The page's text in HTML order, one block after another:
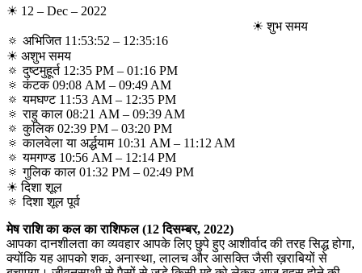
☀ 12 – Dec – 2022
☀ शुभ समय
🔅 अभिजित 11:53:52 – 12:35:16
☀ अशुभ समय
🔅 दुष्टमुहूर्त 12:35 PM – 01:16 PM
🔅 कंटक 09:08 AM – 09:49 AM
🔅 यमघण्ट 11:53 AM – 12:35 PM
🔅 राहु काल 08:21 AM – 09:39 AM
🔅 कुलिक 02:39 PM – 03:20 PM
🔅 कालवेला या अर्द्धयाम 10:31 AM – 11:12 AM
🔅 यमगण्ड 10:56 AM – 12:14 PM
🔅 गुलिक काल 01:32 PM – 02:49 PM
☀ दिशा शूल
🔅 दिशा शूल पूर्व
मेष राशि का कल का राशिफल (12 दिसम्बर, 2022)
आपका दानशीलता का व्यवहार आपके लिए छुपे हुए आशीर्वाद की तरह सिद्ध होगा,
क्योंकि यह आपको शक, अनास्था, लालच और आसक्ति जैसी ख़राबियों से